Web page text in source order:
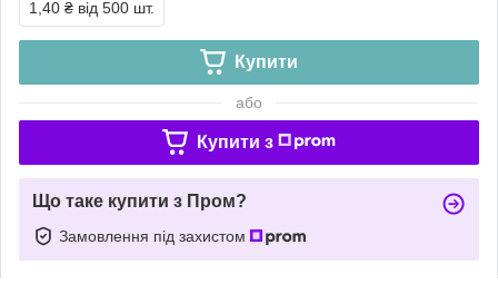
1,40 ₴ від 500 шт.
Купити
або
Купити з
Що таке купити з Пром?
Замовлення під захистом